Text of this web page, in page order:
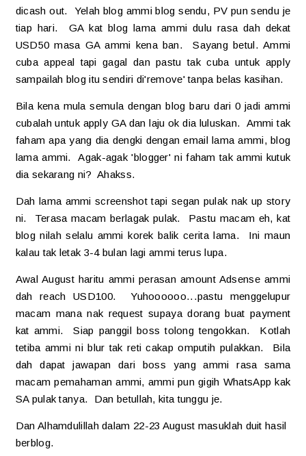
dicash out. Yelah blog ammi blog sendu, PV pun sendu je
tiap hari. GA kat blog lama ammi dulu rasa dah dekat
USD50 masa GA ammi kena ban. Sayang betul. Ammi
cuba appeal tapi gagal dan pastu tak cuba untuk apply
sampailah blog itu sendiri di'remove' tanpa belas kasihan.
Bila kena mula semula dengan blog baru dari 0 jadi ammi
cubalah untuk apply GA dan laju ok dia luluskan. Ammi tak
faham apa yang dia dengki dengan email lama ammi, blog
lama ammi. Agak-agak 'blogger' ni faham tak ammi kutuk
dia sekarang ni? Ahakss.
Dah lama ammi screenshot tapi segan pulak nak up story
ni. Terasa macam berlagak pulak. Pastu macam eh, kat
blog nilah selalu ammi korek balik cerita lama. Ini maun
kalau tak letak 3-4 bulan lagi ammi terus lupa.
Awal August haritu ammi perasan amount Adsense ammi
dah reach USD100. Yuhoooooo...pastu menggelupur
macam mana nak request supaya dorang buat payment
kat ammi. Siap panggil boss tolong tengokkan. Kotlah
tetiba ammi ni blur tak reti cakap omputih pulakkan. Bila
dah dapat jawapan dari boss yang ammi rasa sama
macam pemahaman ammi, ammi pun gigih WhatsApp kak
SA pulak tanya. Dan betullah, kita tunggu je.
Dan Alhamdulillah dalam 22-23 August masuklah duit hasil
berblog.